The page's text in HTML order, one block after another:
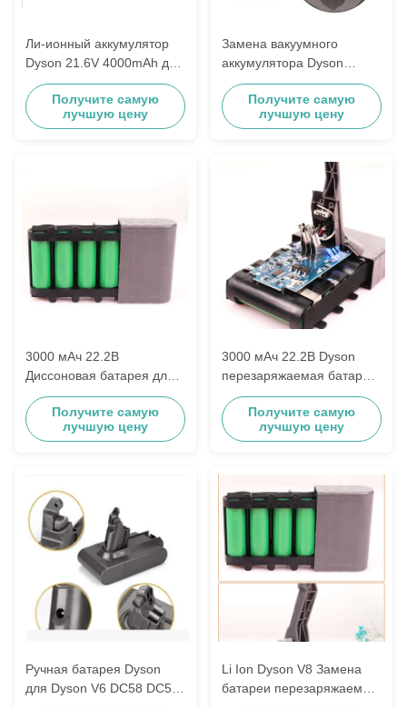
Ли-ионный аккумулятор
Dyson 21.6V 4000mAh для
Dyson V8 V7
Получите самую
лучшую цену
Замена вакуумного
аккумулятора Dyson
2000mAh 22.2V Для Dyson
DC34 DC35 DC44
Получите самую
лучшую цену
3000 мАч 22.2В
Диссоновая батарея для
Dyson 214730-01 Dyson
V8 Absolute
Получите самую
лучшую цену
3000 мАч 22.2В Dyson
перезаряжаемая батарея
для Dyson 214730-01
Dyson V8 Absolute
Получите самую
лучшую цену
Ручная батарея Dyson
для Dyson V6 DC58 DC59
Li Ion Dyson V8 Замена
батареи перезаряжаемая